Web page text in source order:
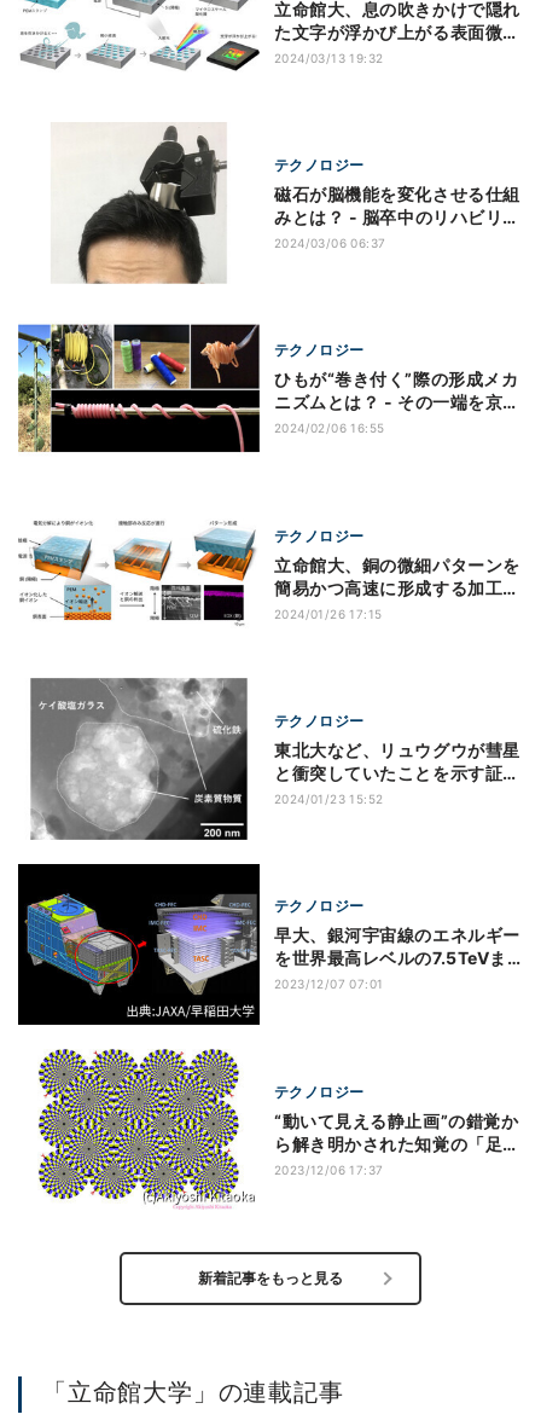
立命館大、息の吹きかけで隠れ
た文字が浮かび上がる表面微細
加工技術を開発
2024/03/13 19:32
テクノロジー
磁石が脳機能を変化させる仕組
みとは？ - 脳卒中のリハビリへ
の応用も期待
2024/03/06 06:37
テクノロジー
ひもが“巻き付く”際の形成メカ
ニズムとは？ - その一端を京大
が解明
2024/02/06 16:55
テクノロジー
立命館大、銅の微細パターンを
簡易かつ高速に形成する加工技
術を開発
2024/01/26 17:15
テクノロジー
東北大など、リュウグウが彗星
と衝突していたことを示す証拠
を発見
2024/01/23 15:52
テクノロジー
早大、銀河宇宙線のエネルギー
を世界最高レベルの7.5TeVま
で高精度に観測
2023/12/07 07:01
テクノロジー
“動いて見える静止画”の錯覚か
ら解き明かされた知覚の「足し
算則」とは？
2023/12/06 17:37
新着記事をもっと見る
「立命館大学」の連載記事